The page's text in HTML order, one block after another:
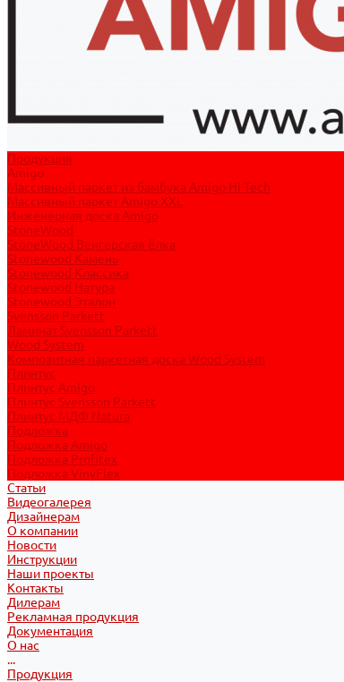
Продукция
Amigo
Массивный паркет из бамбука Amigo Hi-Tech
Массивный паркет Amigo XXL
Инженерная доска Amigo
StoneWood
StoneWood Венгерская ёлка
Stonewood Камень
Stonewood Классика
Stonewood Натура
Stonewood Эталон
Svensson Parkett
Ламинат Svensson Parkett
Wood System
Композитная паркетная доска Wood System
Плинтус
Плинтус Amigo
Плинтус Svensson Parkett
Плинтус МДФ Natura
Подложка
Подложка Amigo
Подложка Profitex
Подложка VinyFlex
Статьи
Видеогалерея
Дизайнерам
О компании
Новости
Инструкции
Наши проекты
Контакты
Дилерам
Рекламная продукция
Документация
О нас
...
Продукция